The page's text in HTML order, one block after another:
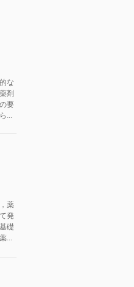
な
剤
要
...
薬
発
礎
...